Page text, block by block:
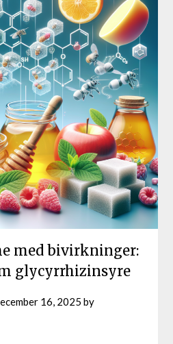
med bivirkninger:
glycyrrhizinsyre
16, 2025 by